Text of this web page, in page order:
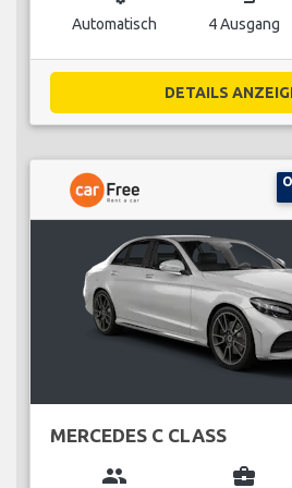
Automatisch 4 Ausgang
DETAILS
MERCEDES C CLASS
group business_center